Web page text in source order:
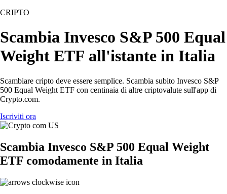
CRIPTO
Scambia Invesco S&P 500 Equal
Weight ETF all'istante in Italia
Scambiare cripto deve essere semplice. Scambia subito Invesco S&P
500 Equal Weight ETF con centinaia di altre criptovalute sull'app di
Crypto.com.
Iscriviti ora
Scambia Invesco S&P 500 Equal Weight
ETF comodamente in Italia